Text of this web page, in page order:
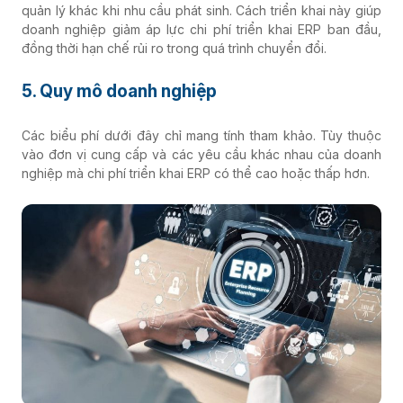
F&B
Vật liệu xây dựng
Khác
quản lý khác khi nhu cầu phát sinh. Cách triển khai này giúp
doanh nghiệp giảm áp lực chi phí triển khai ERP ban đầu,
đồng thời hạn chế rủi ro trong quá trình chuyển đổi.
5. Quy mô doanh nghiệp
Các biểu phí dưới đây chỉ mang tính tham khảo. Tùy thuộc
vào đơn vị cung cấp và các yêu cầu khác nhau của doanh
nghiệp mà chi phí triển khai ERP có thể cao hoặc thấp hơn.